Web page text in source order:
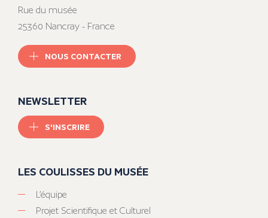
Rue du musée
25360 Nancray - France
NOUS CONTACTER
NEWSLETTER
S'INSCRIRE
LES COULISSES DU MUSÉE
L’équipe
Projet Scientifique et Culturel